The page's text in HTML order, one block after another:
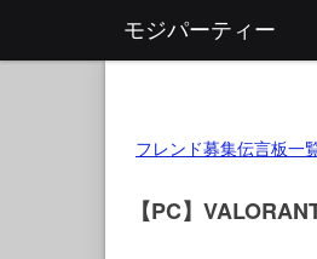
モジパーティー
フレンド募集伝言板一
【PC】